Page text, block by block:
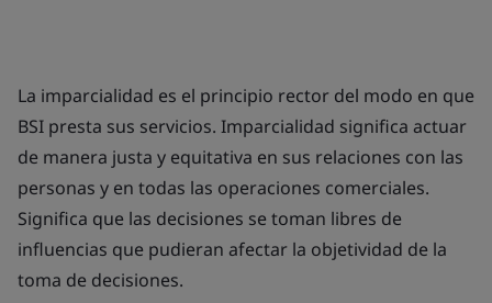
La imparcialidad es el principio rector del modo en que
BSI presta sus servicios. Imparcialidad significa actuar
de manera justa y equitativa en sus relaciones con las
personas y en todas las operaciones comerciales.
Significa que las decisiones se toman libres de
influencias que pudieran afectar la objetividad de la
toma de decisiones.